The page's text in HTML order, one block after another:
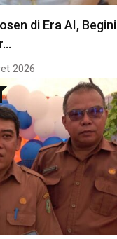
di Era AI, Begini
2026